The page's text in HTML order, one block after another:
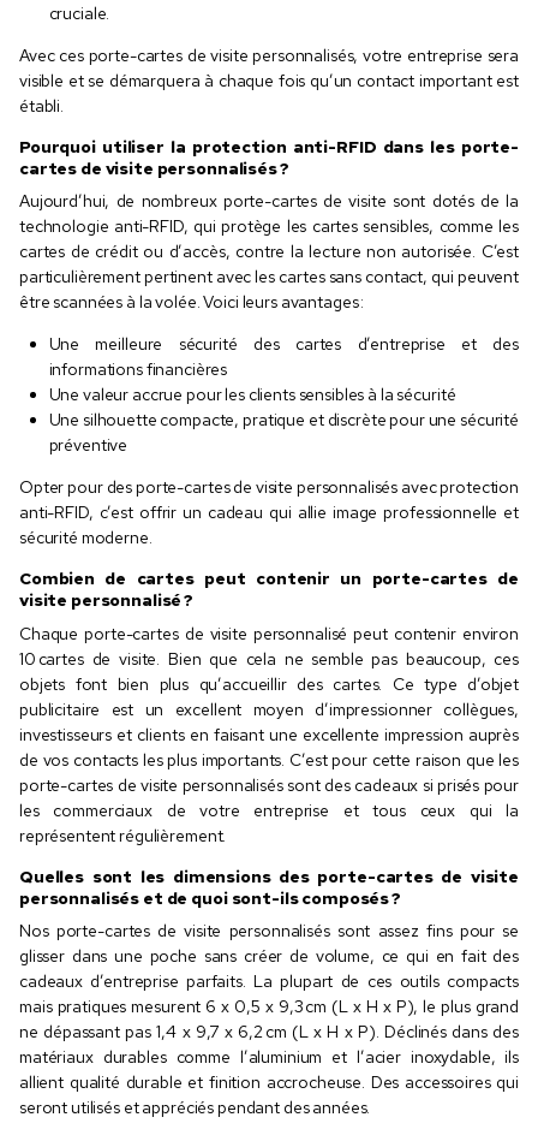
cruciale.
Avec ces porte-cartes de visite personnalisés, votre entreprise sera
visible et se démarquera à chaque fois qu’un contact important est
établi.
Pourquoi utiliser la protection anti-RFID dans les porte-
cartes de visite personnalisés ?
Aujourd’hui, de nombreux porte-cartes de visite sont dotés de la
technologie anti-RFID, qui protège les cartes sensibles, comme les
cartes de crédit ou d’accès, contre la lecture non autorisée. C’est
particulièrement pertinent avec les cartes sans contact, qui peuvent
être scannées à la volée. Voici leurs avantages :
Une meilleure sécurité des cartes d’entreprise et des
informations financières
Une valeur accrue pour les clients sensibles à la sécurité
Une silhouette compacte, pratique et discrète pour une sécurité
préventive
Opter pour des porte-cartes de visite personnalisés avec protection
anti-RFID, c’est offrir un cadeau qui allie image professionnelle et
sécurité moderne.
Combien de cartes peut contenir un porte-cartes de
visite personnalisé ?
Chaque porte-cartes de visite personnalisé peut contenir environ
10 cartes de visite. Bien que cela ne semble pas beaucoup, ces
objets font bien plus qu’accueillir des cartes. Ce type d’objet
publicitaire est un excellent moyen d’impressionner collègues,
investisseurs et clients en faisant une excellente impression auprès
de vos contacts les plus importants. C’est pour cette raison que les
porte-cartes de visite personnalisés sont des cadeaux si prisés pour
les commerciaux de votre entreprise et tous ceux qui la
représentent régulièrement.
Quelles sont les dimensions des porte-cartes de visite
personnalisés et de quoi sont-ils composés ?
Nos porte-cartes de visite personnalisés sont assez fins pour se
glisser dans une poche sans créer de volume, ce qui en fait des
cadeaux d’entreprise parfaits. La plupart de ces outils compacts
mais pratiques mesurent 6 x 0,5 x 9,3 cm (L x H x P), le plus grand
ne dépassant pas 1,4 x 9,7 x 6,2 cm (L x H x P). Déclinés dans des
matériaux durables comme l’aluminium et l’acier inoxydable, ils
allient qualité durable et finition accrocheuse. Des accessoires qui
seront utilisés et appréciés pendant des années.